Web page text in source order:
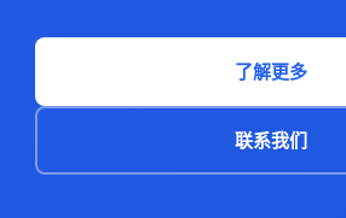
了解更多
联系我们